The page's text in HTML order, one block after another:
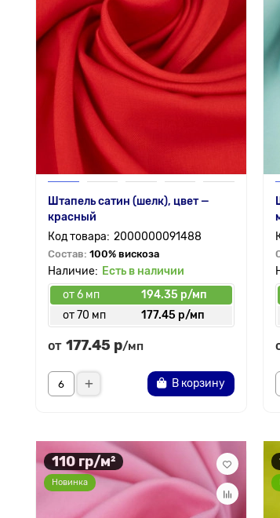
Штапель сатин (шелк), цвет —
красный
2000000091488
Состав: 100% вискоза
Есть в наличии
от 6 мп
194.35 р/мп
от 70 мп
177.45 р/мп
от 177.45 р/мп
В корзину
110 гр/м²
Новинка